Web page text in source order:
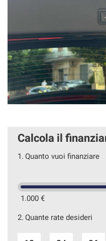
Calcola il
1. Quanto vuoi finanziare
1.000 €
2. Quante rate desideri